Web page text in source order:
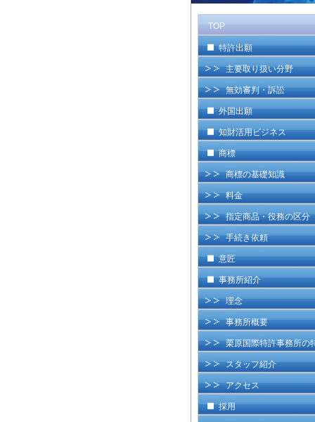
TOP
特許出願
主要取り扱い分野
無効審判・訴訟
外国出願
知財活用ビジネス
商標
商標の基礎知識
料金
指定商品・役務の区分
手続き依頼
意匠
事務所紹介
理念
事務所概要
栗原国際特許事務所の
スタッフ紹介
アクセス
採用